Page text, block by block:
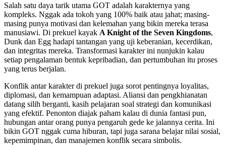
Salah satu daya tarik utama GOT adalah karakternya yang
kompleks. Nggak ada tokoh yang 100% baik atau jahat; masing-
masing punya motivasi dan kelemahan yang bikin mereka terasa
manusiawi. Di prekuel kayak A Knight of the Seven Kingdoms,
Dunk dan Egg hadapi tantangan yang uji keberanian, kecerdikan,
dan integritas mereka. Transformasi karakter ini nunjukin kalau
setiap pengalaman bentuk kepribadian, dan pertumbuhan itu proses
yang terus berjalan.
Konflik antar karakter di prekuel juga sorot pentingnya loyalitas,
diplomasi, dan kemampuan adaptasi. Aliansi dan pengkhianatan
datang silih berganti, kasih pelajaran soal strategi dan komunikasi
yang efektif. Penonton diajak paham kalau di dunia fantasi pun,
hubungan antar orang punya pengaruh gede ke jalannya cerita. Ini
bikin GOT nggak cuma hiburan, tapi juga sarana belajar nilai sosial,
kepemimpinan, dan manajemen konflik secara simbolis.